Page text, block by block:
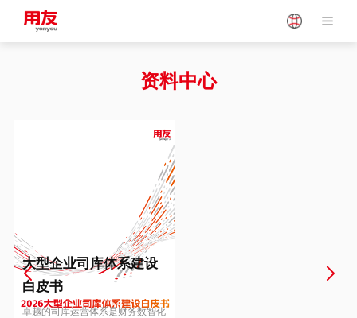
Vietnam
Europe
Hungary
资料中心
大型企业司库体系建设
白皮书
卓越的司库运营体系是财务数智化